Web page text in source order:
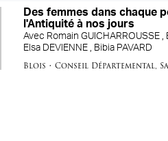
Des femmes dans chaque
l'Antiquité à nos jours
Avec Romain GUICHARROUSSE ,
Elsa DEVIENNE , Bibia PAVARD
Blois •Conseil Départemental,